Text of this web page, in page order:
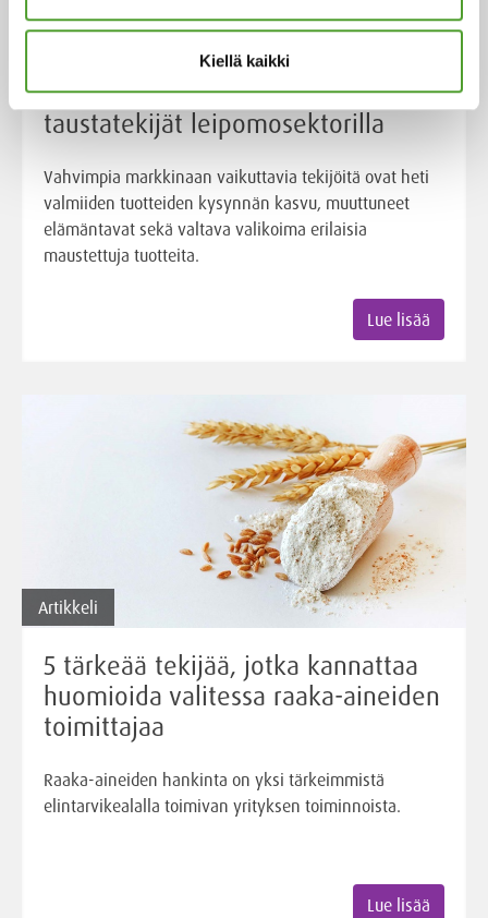
Kiellä kaikki
Artikkeli
Kulutustottumusten muutoksen
taustatekijät leipomosektorilla
Vahvimpia markkinaan vaikuttavia tekijöitä ovat heti
valmiiden tuotteiden kysynnän kasvu, muuttuneet
elämäntavat sekä valtava valikoima erilaisia
maustettuja tuotteita.
Lue lisää
Artikkeli
5 tärkeää tekijää, jotka kannattaa
huomioida valitessa raaka-aineiden
toimittajaa
Raaka-aineiden hankinta on yksi tärkeimmistä
elintarvikealalla toimivan yrityksen toiminnoista.
Lue lisää